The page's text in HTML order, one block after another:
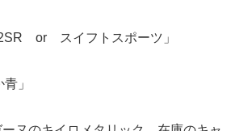
or スイフトスポーツ」
」